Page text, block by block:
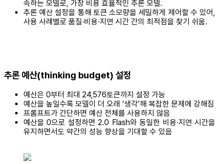
속하는 모델로, 가장 비용 효율적인 추론 모델.
추론 예산 설정을 통해 토큰 소모량을 세밀하게 제어할 수 있어,
사용 사례별로 품질·비용·지연 시간 간의 최적점을 찾기 쉬움.
추론 예산(thinking budget) 설정
예산은 0부터 최대 24,576토큰까지 설정 가능
예산을 높일수록 모델이 더 오래 ‘생각’해 복잡한 문제에 강해짐
프롬프트가 간단하면 예산 전체를 사용하지 않음
예산을 0으로 설정하면 2.0 Flash와 동일한 비용·지연 시간을
유지하면서도 약간의 성능 향상을 기대할 수 있음